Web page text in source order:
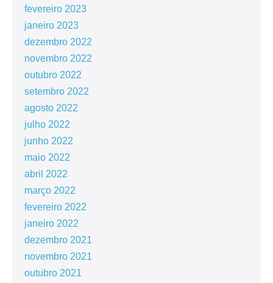
fevereiro 2023
janeiro 2023
dezembro 2022
novembro 2022
outubro 2022
setembro 2022
agosto 2022
julho 2022
junho 2022
maio 2022
abril 2022
março 2022
fevereiro 2022
janeiro 2022
dezembro 2021
novembro 2021
outubro 2021